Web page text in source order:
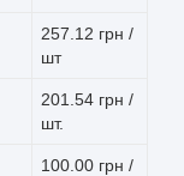
257.12 грн /
шт
201.54 грн /
шт.
100.00 грн /